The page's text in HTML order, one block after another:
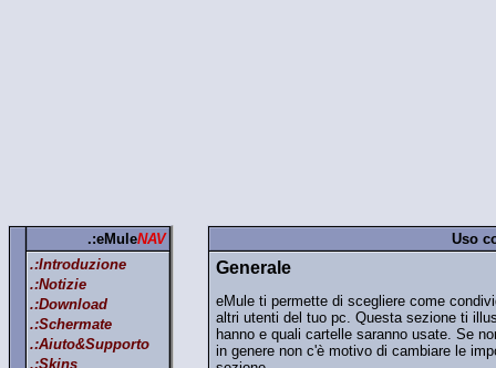
.:eMuleNAV
.:Introduzione
.:Notizie
.:Download
.:Schermate
.:Aiuto&Supporto
.:Skins
Uso
Generale
eMule ti permette di scegliere come
altri utenti del tuo pc. Questa sezione ti
hanno e quali cartelle saranno usate. Se
in genere non c'è motivo di cambiare le